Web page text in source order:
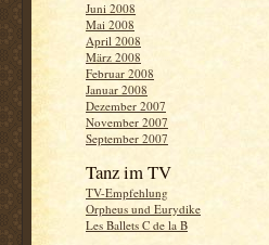
Juni 2008
Mai 2008
April 2008
März 2008
Februar 2008
Januar 2008
Dezember 2007
November 2007
September 2007
Tanz im TV
TV-Empfehlung
Orpheus und Eurydike
Les Ballets C de la B